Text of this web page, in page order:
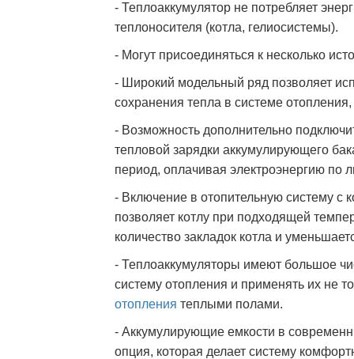
- Теплоаккумулятор не потребляет
теплоносителя (котла, гелиосистемы).
- Могут присоединяться к несколько
- Широкий модельный ряд позволяет
сохранения тепла в системе
- Возможность дополнительно
тепловой зарядки аккумулирующего
период, оплачивая электроэнергию по
- Включение в отопительную систему с
позволяет котлу при подходящей
количество закладок котла и
- Теплоаккумуляторы имеют большое
систему отопления и применять их не
отопления теплыми полами.
- Аккумулирующие емкости в
опция, которая делает систему